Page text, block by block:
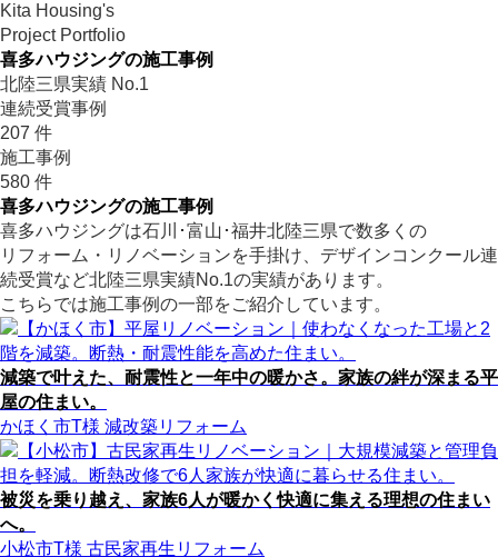
Kita Housing's
Project Portfolio
喜多ハウジングの施工事例
北陸三県実績 No.1
連続受賞事例
207 件
施工事例
580 件
喜多ハウジングの施工事例
喜多ハウジングは石川･富山･福井北陸三県で数多くの
リフォーム・リノベーションを手掛け、デザインコンクール連
続受賞など北陸三県実績No.1の実績があります。
こちらでは施工事例の一部をご紹介しています。
減築で叶えた、耐震性と一年中の暖かさ。家族の絆が深まる平
屋の住まい。
かほく市T様 減改築リフォーム
被災を乗り越え、家族6人が暖かく快適に集える理想の住まい
へ。
小松市T様 古民家再生リフォーム